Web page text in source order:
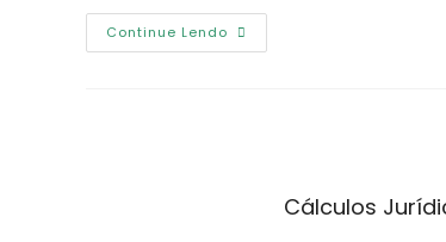
Continue Lendo
Cálculos